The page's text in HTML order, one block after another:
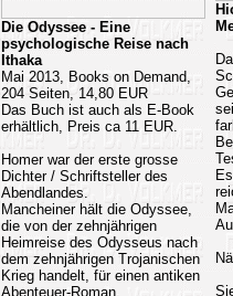
Die Odyssee - Eine
psychologische Reise nach
Ithaka
Mai 2013, Books on Demand,
204 Seiten, 14,80 EUR
Das Buch ist auch als E-Book
erhältlich, Preis ca 11 EUR.
Homer war der erste grosse
Dichter / Schriftsteller des
Abendlandes.
Mancheiner hält die Odyssee,
die von der zehnjährigen
Heimreise des Odysseus nach
dem zehnjährigen Trojanischen
Krieg handelt, für einen antiken
Abenteuer-Roman.